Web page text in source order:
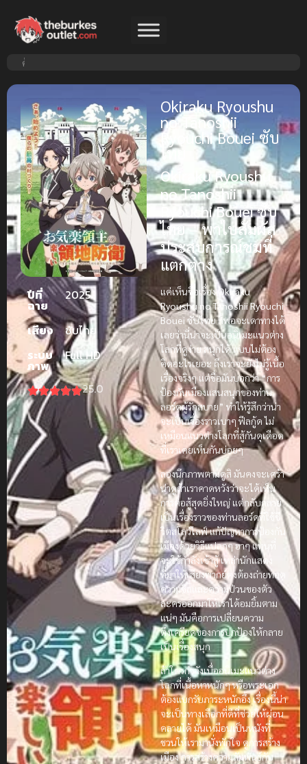
ปีที่
ฉาย
2025
เสียง
ซับไทย
ระบบ
ภาพ
Full HD
25.0
Okiraku Ryoushu
no Tanoshii
Ryouchi Bouei ซับ
ไทย
Okiraku Ryoushu
no Tanoshii
Ryouchi Bouei ซับ
ไทย – พาไปสัมผัส
ประสบการณ์ชมที่
แตกต่าง
แค่เห็นชื่อเรื่อง Okiraku
Ryoushu no Tanoshii Ryouchi
Bouei ซับไทยก็พอจะเดาทางได้
เลยว่านี่น่าจะเป็นอนิเมะแนวต่าง
โลกที่ดูง่าย สนุกได้ แบบไม่ต้อง
คิดอะไรเยอะ ถึงเราจะยังไม่รู้เนื้อ
เรื่องจริงๆ แต่ชื่อมันบอกว่า “การ
ป้องกันเมืองแสนสนุกของท่าน
ลอร์ดผู้รักสบาย” ทำให้รู้สึกว่าน่า
จะเป็นเรื่องราวเบาๆ ฟีลกู้ด ไม่
เหมือนแนวต่างโลกที่สู้กันดุเดือด
ที่เราเคยเห็นกันบ่อยๆ
ลองนึกภาพตามดูสิ มันคงจะเศร้า
น่าดูถ้าเราคาดหวังว่าจะได้เห็น
การต่อสู้สุดยิ่งใหญ่ แต่กลับกลาย
เป็นเรื่องราวของท่านลอร์ดที่ใช้ชี
วิตสโลว์ไลฟ์ แก้ปัญหาการป้องกัน
เมืองด้วยวิธีแปลกๆ ฮาๆ แทนที่
จะใช้กำลังเข้าสู้ เหล่านักแสดง
ที่มาให้เสียงพากย์คงต้องถ่ายทอด
ความชิลและความป่วนของตัว
ละครออกมาให้เราได้อมยิ้มตาม
แน่ๆ มันคือการเปลี่ยนความ
ตึงเครียดของการปกป้องให้กลาย
เป็นเรื่องสนุก
ถ้าใครกำลังเบื่ออนิเมะแนวต่าง
โลกที่เนื้อหาหนักๆ หรือพระเอก
ต้องแบกรับภาระหนักอึ้ง เรื่องนี้น่า
จะเป็นทางเลือกที่ดีที่ช่วยให้ผ่อน
คลายได้ มันเหมือนเป็นหนังที่
ชวนให้เรามานั่งพักใจ ดูการสร้าง
เมือง การสร้างความสัมพันธ์กับ